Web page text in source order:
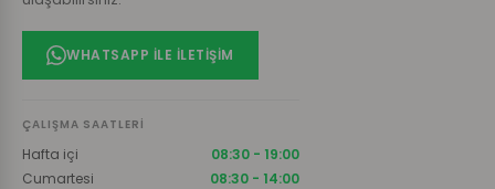
WHATSAPP ILE İLETIŞIM
ÇALIŞMA SAATLERI
Hafta içi
08:30 - 19:00
Cumartesi
08:30 - 14:00